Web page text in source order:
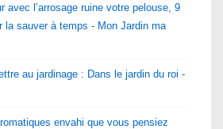
avec l’arrosage ruine votre pelouse, 9
la sauver à temps - Mon Jardin ma
au jardinage : Dans le jardin du roi -
envahi que vous pensiez